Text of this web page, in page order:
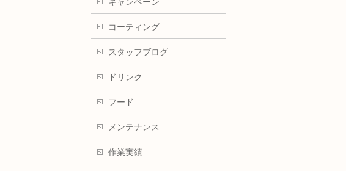
コーティング
スタッフブログ
ドリンク
フード
メンテナンス
作業実績